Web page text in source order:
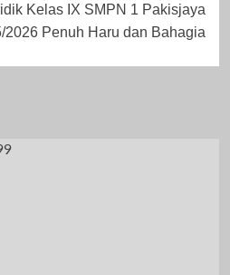
Kelas IX SMPN 1 Pakisjaya
2026 Penuh Haru dan Bahagia